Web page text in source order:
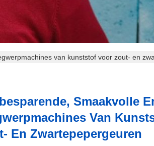
van kunststof voor zout- en
Smaakvolle
Van
En Zwartepepergeuren